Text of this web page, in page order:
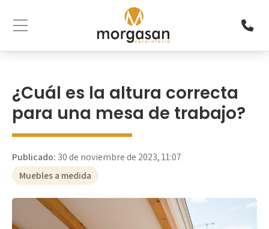
¿Cuál es la altura correcta
para una mesa de trabajo?
Publicado: 30 de noviembre de 2023, 11:07
Muebles a medida